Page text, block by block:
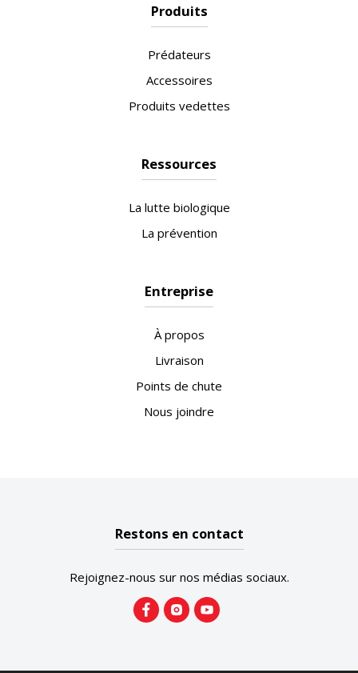
Produits
Prédateurs
Accessoires
Produits vedettes
Ressources
La lutte biologique
La prévention
Entreprise
À propos
Livraison
Points de chute
Nous joindre
Restons en contact
Rejoignez-nous sur nos médias sociaux.